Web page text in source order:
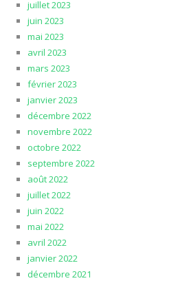
juillet 2023
juin 2023
mai 2023
avril 2023
mars 2023
février 2023
janvier 2023
décembre 2022
novembre 2022
octobre 2022
septembre 2022
août 2022
juillet 2022
juin 2022
mai 2022
avril 2022
janvier 2022
décembre 2021